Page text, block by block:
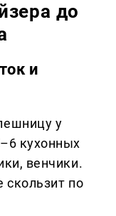
до
и
у
кухонных
венчики.
скользит по